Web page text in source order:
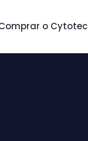
o Cytotec